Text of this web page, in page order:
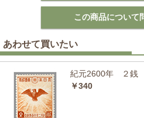
あわせて買いたい
紀元2600年 ２銭
￥340